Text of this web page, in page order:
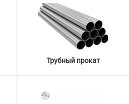
Трубный прокат